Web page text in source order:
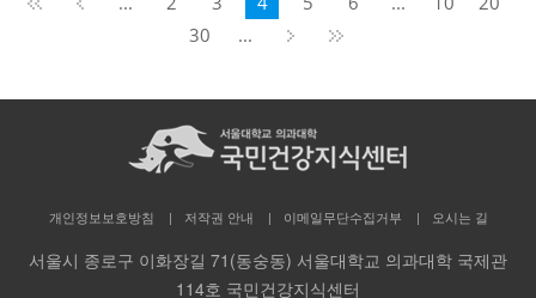
이
30
...
개인정보보호방침 저작권 안내 이메일무단수집거부 오시는 길
서울시 종로구 이화장길 71(동숭동) 서울대학교 의과대학 국제관
114호 국민건강지식센터